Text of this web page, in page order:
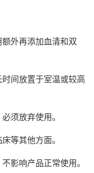
外再添加血清和双
间放置于室温或较高
须放弃使用。
等其他方面。
影响产品正常使用。